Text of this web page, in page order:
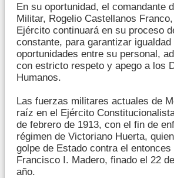
En su oportunidad, el comandante
Militar, Rogelio Castellanos
Ejército continuará en su proceso
constante, para garantizar igualdad
oportunidades entre su personal,
con estricto respeto y apego a los
Humanos.
Las fuerzas militares actuales de
raíz en el Ejército
de febrero de 1913, con el fin de
régimen de Victoriano Huerta,
golpe de Estado contra el entonces
Francisco I. Madero, finado el 22
año.